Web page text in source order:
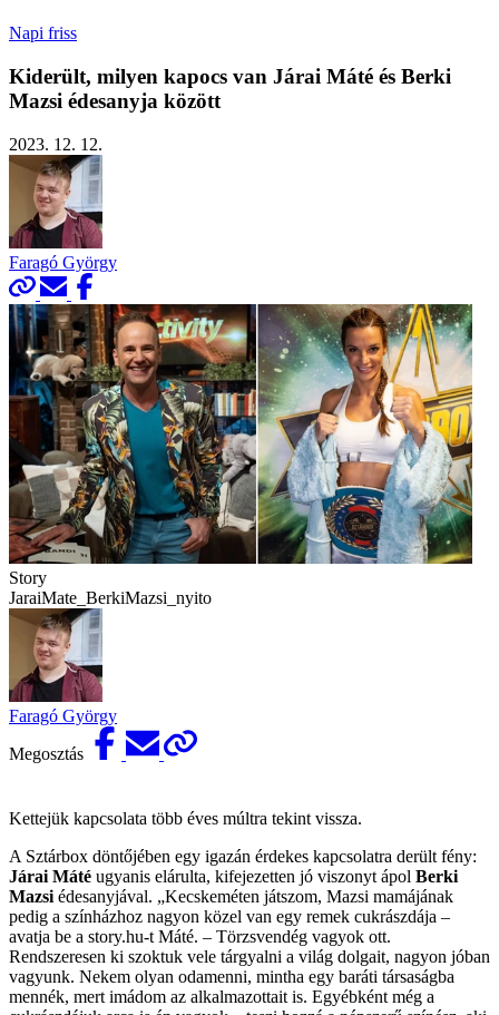
Napi friss
Kiderült, milyen kapocs van Járai Máté és Berki
Mazsi édesanyja között
2023. 12. 12.
Faragó György
Story
JaraiMate_BerkiMazsi_nyito
Faragó György
Megosztás
Kettejük kapcsolata több éves múltra tekint vissza.
A Sztárbox döntőjében egy igazán érdekes kapcsolatra derült fény:
Járai Máté ugyanis elárulta, kifejezetten jó viszonyt ápol Berki
Mazsi édesanyjával. „Kecskeméten játszom, Mazsi mamájának
pedig a színházhoz nagyon közel van egy remek cukrászdája –
avatja be a story.hu-t Máté. – Törzsvendég vagyok ott.
Rendszeresen ki szoktuk vele tárgyalni a világ dolgait, nagyon jóban
vagyunk. Nekem olyan odamenni, mintha egy baráti társaságba
mennék, mert imádom az alkalmazottait is. Egyébként még a